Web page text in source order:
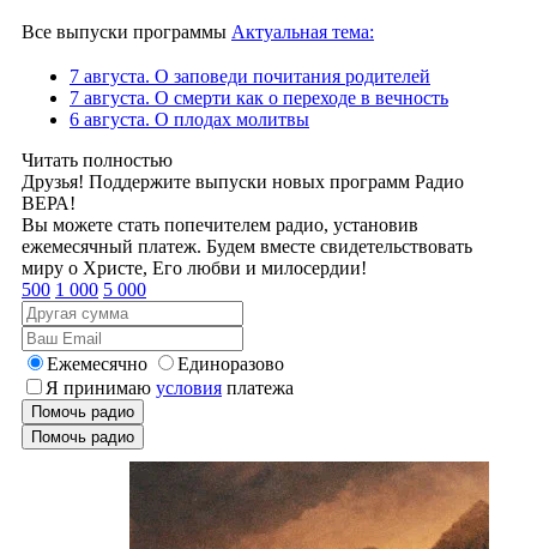
Все выпуски программы Актуальная тема:
7 августа. О заповеди почитания родителей
7 августа. О смерти как о переходе в вечность
6 августа. О плодах молитвы
Читать полностью
Друзья! Поддержите выпуски новых программ Радио
ВЕРА!
Вы можете стать попечителем радио, установив
ежемесячный платеж. Будем вместе свидетельствовать
миру о Христе, Его любви и милосердии!
500 1 000 5 000
Ежемесячно
Единоразово
Я принимаю условия платежа
Помочь радио
Помочь радио